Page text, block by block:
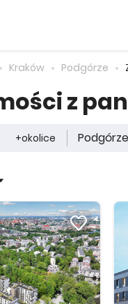
Kraków Podgórze
z
+okolice Podgórze